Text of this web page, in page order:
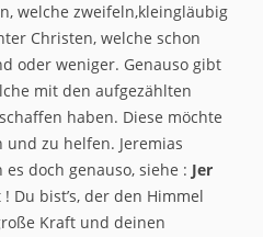
welche zweifeln,kleingläubig
Christen, welche schon
oder weniger. Genauso gibt
mit den aufgezählten
haben. Diese möchte
zu helfen. Jeremias
doch genauso, siehe : Jer
! Du bist’s, der den Himmel
Kraft und deinen